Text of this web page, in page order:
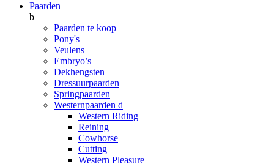
Paarden
b
Paarden te koop
Pony's
Veulens
Embryo’s
Dekhengsten
Dressuurpaarden
Springpaarden
Westernpaarden d
Western Riding
Reining
Cowhorse
Cutting
Western Pleasure